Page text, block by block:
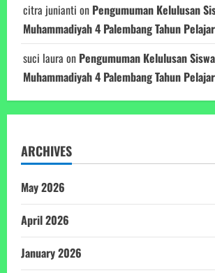
citra junianti on Pengumuman Kelulusan
Muhammadiyah 4 Palembang Tahun
suci laura on Pengumuman Kelulusan
Muhammadiyah 4 Palembang Tahun
ARCHIVES
May 2026
April 2026
January 2026